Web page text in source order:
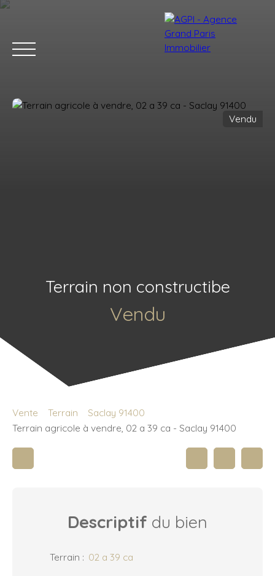
Vendu
Terrain non constructibe
Vendu
Vente Terrain
Saclay 91400
Terrain agricole à vendre, 02 a 39 ca - Saclay 91400
Descriptif du bien
Terrain : 02 a 39 ca